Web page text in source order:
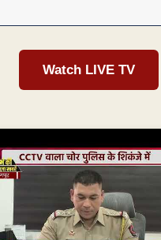
Watch LIVE TV